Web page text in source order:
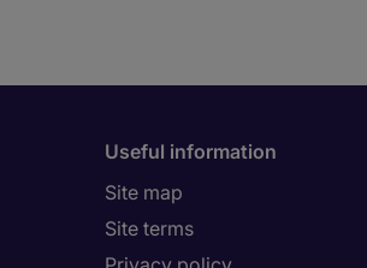
Useful information
Site map
Site terms